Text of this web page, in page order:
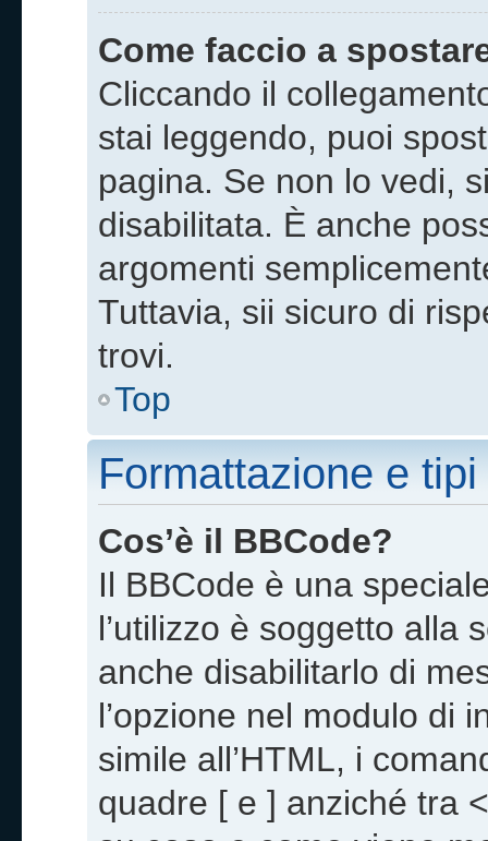
Come faccio a
Cliccando il
stai leggendo, puoi
pagina. Se non lo vedi,
disabilitata. È anche
argomenti
Tuttavia, sii sicuro di
trovi.
Top
Formattazione e
Cos’è il BBCode?
Il BBCode è una
l’utilizzo è soggetto alla
anche disabilitarlo di
l’opzione nel modulo di
simile all’HTML, i
quadre [ e ] anziché tra